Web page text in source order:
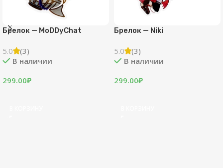
Брелок — Niki
5.0
(3)
В наличии
299.00₽
ХИТ
«Жестянка»
В наличии